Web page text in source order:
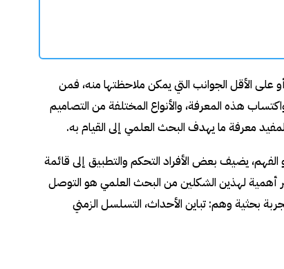
الأقل الجوانب التي يمكن ملاحظتها منه، فمن
هذه المعرفة، والأنواع المختلفة من التصاميم
معرفة ما يهدف البحث العلمي إلى القيام به.
يضيف بعض الأفراد التحكم والتطبيق إلى قائمة
أهمية لهذين الشكلين من البحث العلمي هو التوصل
بحثية وهم: تباين الأحداث، التسلسل الزمني